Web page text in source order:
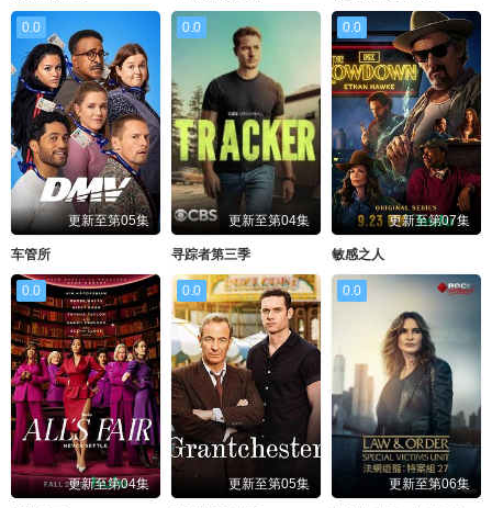
0.0
更新至第05集
车管所
0.0
更新至第04集
寻踪者第三季
0.0
更新至第07集
敏感之人
0.0
更新至第04集
0.0
更新至第05集
0.0
更新至第06集